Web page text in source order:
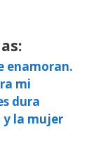
enamoran.
mi
dura
y la mujer